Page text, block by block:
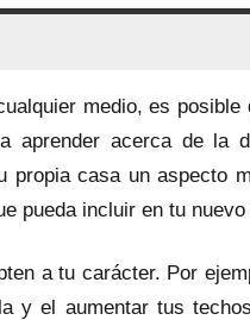
medio, es
aprender acerca de la
propia casa un aspecto
pueda incluir en tu
a tu carácter. Por
y el aumentar tus